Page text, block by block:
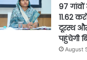
97 गांवों
11.62
दूरस्थ
पहुंचेगी
August